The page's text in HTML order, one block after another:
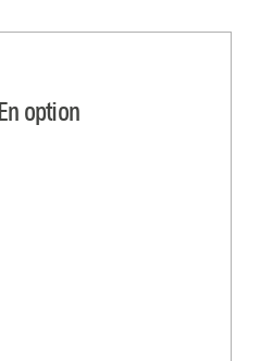
En option